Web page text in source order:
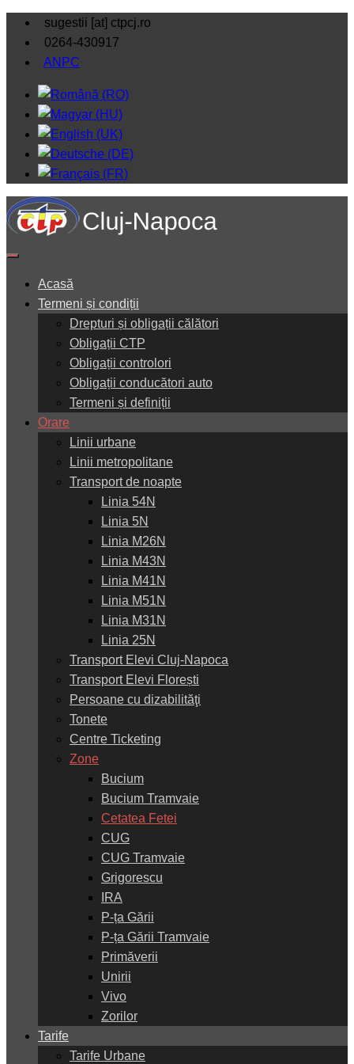
sugestii [at] ctpcj.ro
0264-430917
ANPC
Acasă
Termeni și condiții
Drepturi și obligații călători
Obligații CTP
Obligații controlori
Obligații conducători auto
Termeni și definiții
Orare
Linii urbane
Linii metropolitane
Transport de noapte
Linia 54N
Linia 5N
Linia M26N
Linia M43N
Linia M41N
Linia M51N
Linia M31N
Linia 25N
Transport Elevi Cluj-Napoca
Transport Elevi Florești
Persoane cu dizabilităţi
Tonete
Centre Ticketing
Zone
Bucium
Bucium Tramvaie
Cetatea Fetei
CUG
CUG Tramvaie
Grigorescu
IRA
P-ța Gării
P-ța Gării Tramvaie
Primăverii
Unirii
Vivo
Zorilor
Tarife
Tarife Urbane